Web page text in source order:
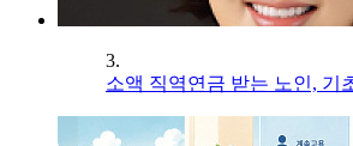
3.
소액 직역연금 받는 노인, 기